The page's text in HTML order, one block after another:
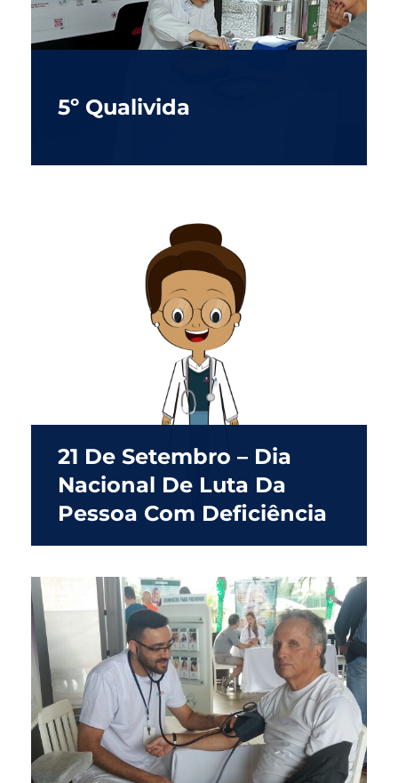
5º Qualivida
21 De Setembro – Dia
Nacional De Luta Da
Pessoa Com Deficiência